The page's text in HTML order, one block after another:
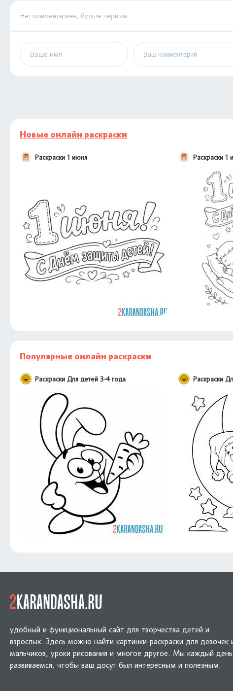
Нет комментариев, будьте первым
Новые онлайн раскраски
Раскраски 1 июня Раскраски 1
Популярные онлайн раскраски
Раскраски Для детей 3-4 года Раскраски
удобный и функциональный сайт для творчества детей и
взрослых. Здесь можно найти картинки-раскраски для девочек
мальчиков, уроки рисования и многое другое. Мы каждый день
развиваемся, чтобы ваш досуг был интересным и полезным.